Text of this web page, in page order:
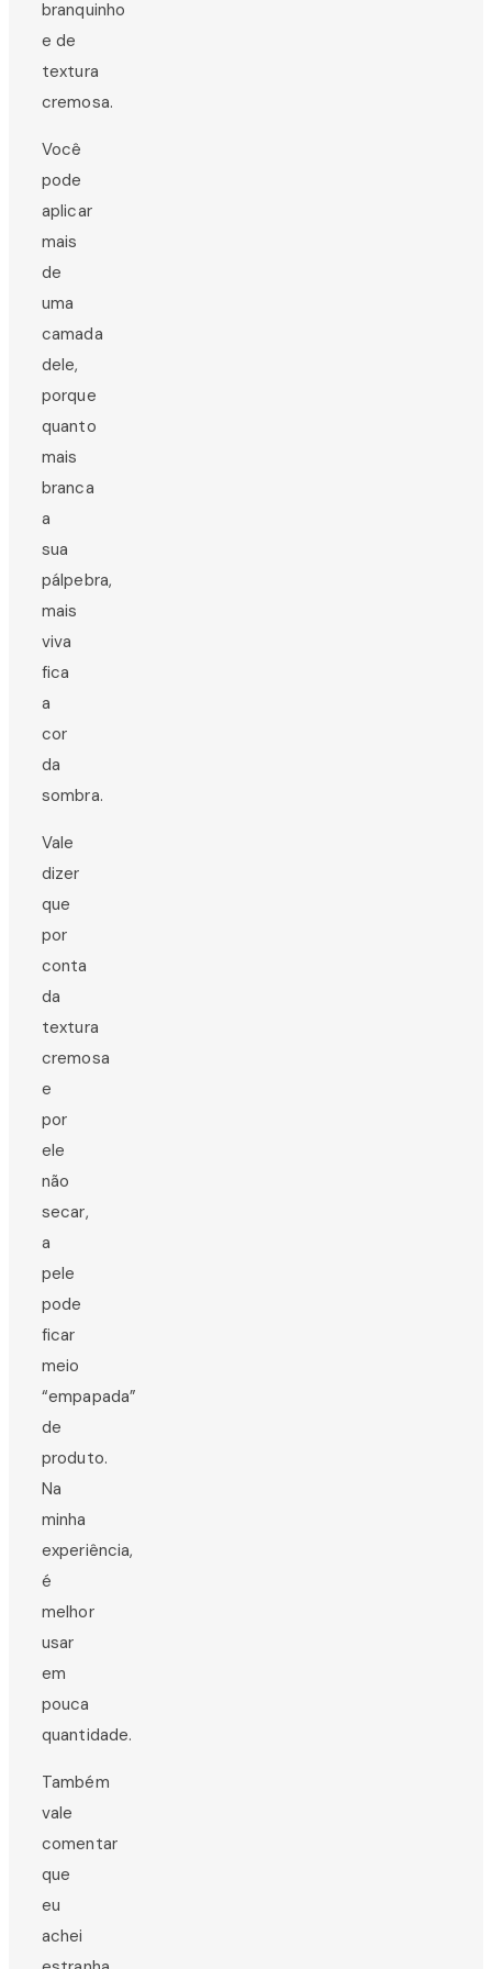
branquinho
e de
textura
cremosa.
Você
pode
aplicar
mais
de
uma
camada
dele,
porque
quanto
mais
branca
a
sua
pálpebra,
mais
viva
fica
a
cor
da
sombra.
Vale
dizer
que
por
conta
da
textura
cremosa
e
por
ele
não
secar,
a
pele
pode
ficar
meio
“empapada”
de
produto.
Na
minha
experiência,
é
melhor
usar
em
pouca
quantidade.
Também
vale
comentar
que
eu
achei